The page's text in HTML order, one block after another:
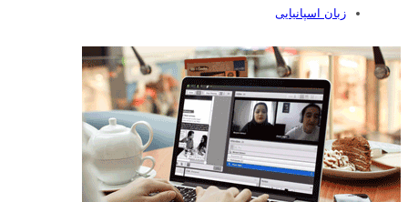
زبان اسپانیایی